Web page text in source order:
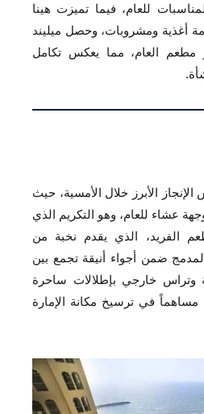
للعام، فيما تميزت هينا
أغذية ومشروبات، وحصل ميليند
مطعم العام، مما يعكس تكامل
الأبرز خلال الأمسية، حيث
عشاء للعام، وهو التكريم الذي
الفريد، الذي يقدم نخبة من
ضمن أجواء أنيقة تجمع بين
وتراس خارجي بإطلالات ساحرة
مساهماً في ترسيخ مكانة الإمارة